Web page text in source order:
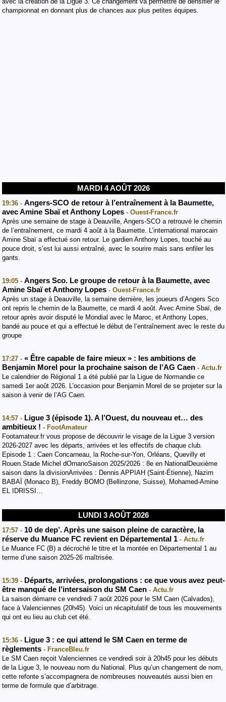
championnat en donnant plus de chances aux plus petites équipes.
MARDI 4 AOÛT 2026
19:36 - Angers-SCO de retour à l’entraînement à la Baumette,
avec Amine Sbaï et Anthony Lopes - Ouest-France.fr
Après une semaine de stage à Deauville, Angers-SCO a retrouvé le chemin
de l’entraînement, ce mardi 4 août à la Baumette. L’international marocain
Amine Sbaï a effectué son retour. Le gardien Anthony Lopes, touché au
pouce droit, s’est lui aussi entraîné, avec le sourire mais sans enfiler les
gants.
19:05 - Angers Sco. Le groupe de retour à la Baumette, avec
Amine Sbaï et Anthony Lopes - Ouest-France.fr
Après un stage à Deauville, la semaine dernière, les joueurs d’Angers Sco
ont repris le chemin de la Baumette, ce mardi 4 août. Avec Amine Sbaï, de
retour après avoir disputé le Mondial avec le Maroc, et Anthony Lopes,
bandé au pouce et qui a effectué le début de l’entraînement avec le reste du
groupe
17:27 - « Être capable de faire mieux » : les ambitions de
Benjamin Morel pour la prochaine saison de l’AG Caen - Actu.fr
Le calendrier de Régional 1 a été publié par la Ligue de Normandie ce
samedi 1er août 2026. L’occasion pour Benjamin Morel de se projeter sur la
saison à venir de l’AG Caen.
14:57 - Ligue 3 (épisode 1). A l’Ouest, du nouveau et… des
ambitieux ! - FootAmateur
Footamateur.fr vous propose de découvrir le visage de la Ligue 3 version
2026-2027 avec les départs, arrivées et les effectifs de chaque club.
Episode 1 : Caen Concarneau, la Roche-sur-Yon, Orléans, Quevilly et
Rouen.Stade Michel dOrnanoSaison 2025/2026 : 8e en NationalDeuxième
saison dans la divisionArrivées : Dennis APPIAH (Saint-Étienne), Nazim
BABAÏ (Monaco B), Freddy BOMO (Bellinzone, Suisse), Mohamed-Amine
EL IDRISSI…
LUNDI 3 AOÛT 2026
17:57 - 10 de dep’. Après une saison pleine de caractère, la
réserve du Muance FC revient en Départemental 1 - Actu.fr
Le Muance FC (B) a décroché le titre et la montée en Départemental 1 au
terme d’une saison 2025-26 maîtrisée.
15:39 - Départs, arrivées, prolongations : ce que vous avez peut-
être manqué de l’intersaison du SM Caen - Actu.fr
La saison démarre ce vendredi 7 août 2026 pour le SM Caen (Calvados),
face à Valenciennes (20h45). Voici un récapitulatif de tous les mouvements
qui ont eu lieu au club cet été.
15:36 - Ligue 3 : ce qui attend le SM Caen en terme de
règlements - FranceBleu.fr
Le SM Caen reçoit Valenciennes ce vendredi soir à 20h45 pour les débuts
de la Ligue 3, le nouveau nom du National. Plus qu’un changement de nom,
cette refonte s’accompagnera de nombreuses nouveautés aussi bien en
terme de formule que d’arbitrage.